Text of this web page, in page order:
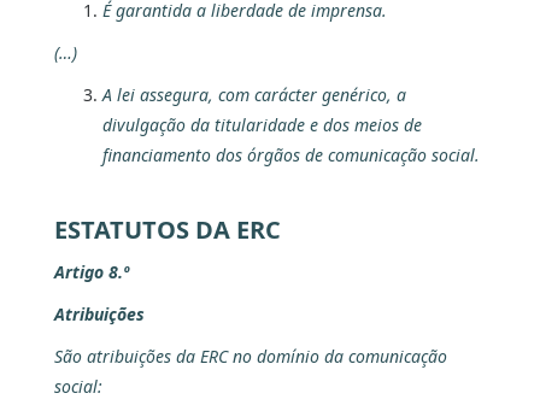
É garantida a liberdade de imprensa.
(…)
A lei assegura, com carácter genérico, a
divulgação da titularidade e dos meios de
financiamento dos órgãos de comunicação social.
ESTATUTOS DA ERC
Artigo 8.º
Atribuições
São atribuições da ERC no domínio da comunicação
social: